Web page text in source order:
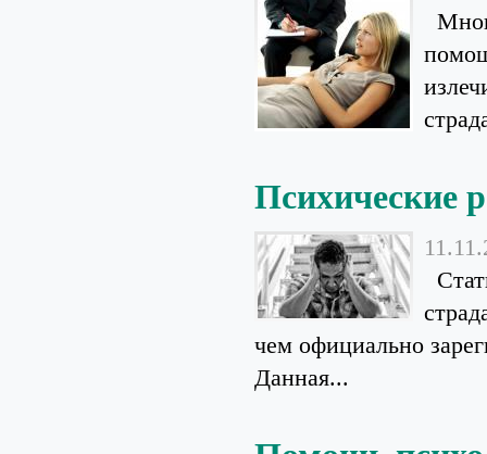
Психические
чем официально
Данная...